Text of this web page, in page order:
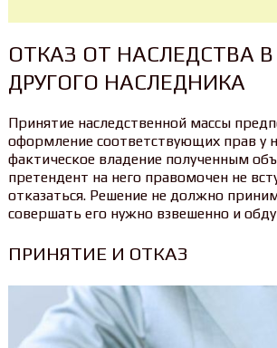
ОТКАЗ ОТ НАСЛЕДСТВА
ДРУГОГО НАСЛЕДНИКА
Принятие наследственной массы
оформление соответствующих прав у
фактическое владение полученным
претендент на него правомочен не
отказаться. Решение не должно
совершать его нужно взвешенно и
ПРИНЯТИЕ И ОТКАЗ